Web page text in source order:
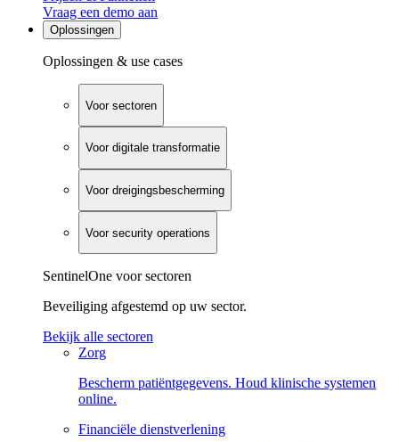
Vraag een demo aan
Oplossingen
Oplossingen & use cases
Voor sectoren
Voor digitale transformatie
Voor dreigingsbescherming
Voor security operations
SentinelOne voor sectoren
Beveiliging afgestemd op uw sector.
Bekijk alle sectoren
Zorg
Bescherm patiëntgegevens. Houd klinische systemen
online.
Financiële dienstverlening